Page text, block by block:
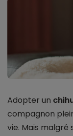
Adopter un
compagnon
vie. Mais